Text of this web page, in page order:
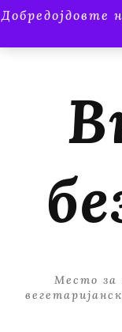
Добредојдовте
Место за